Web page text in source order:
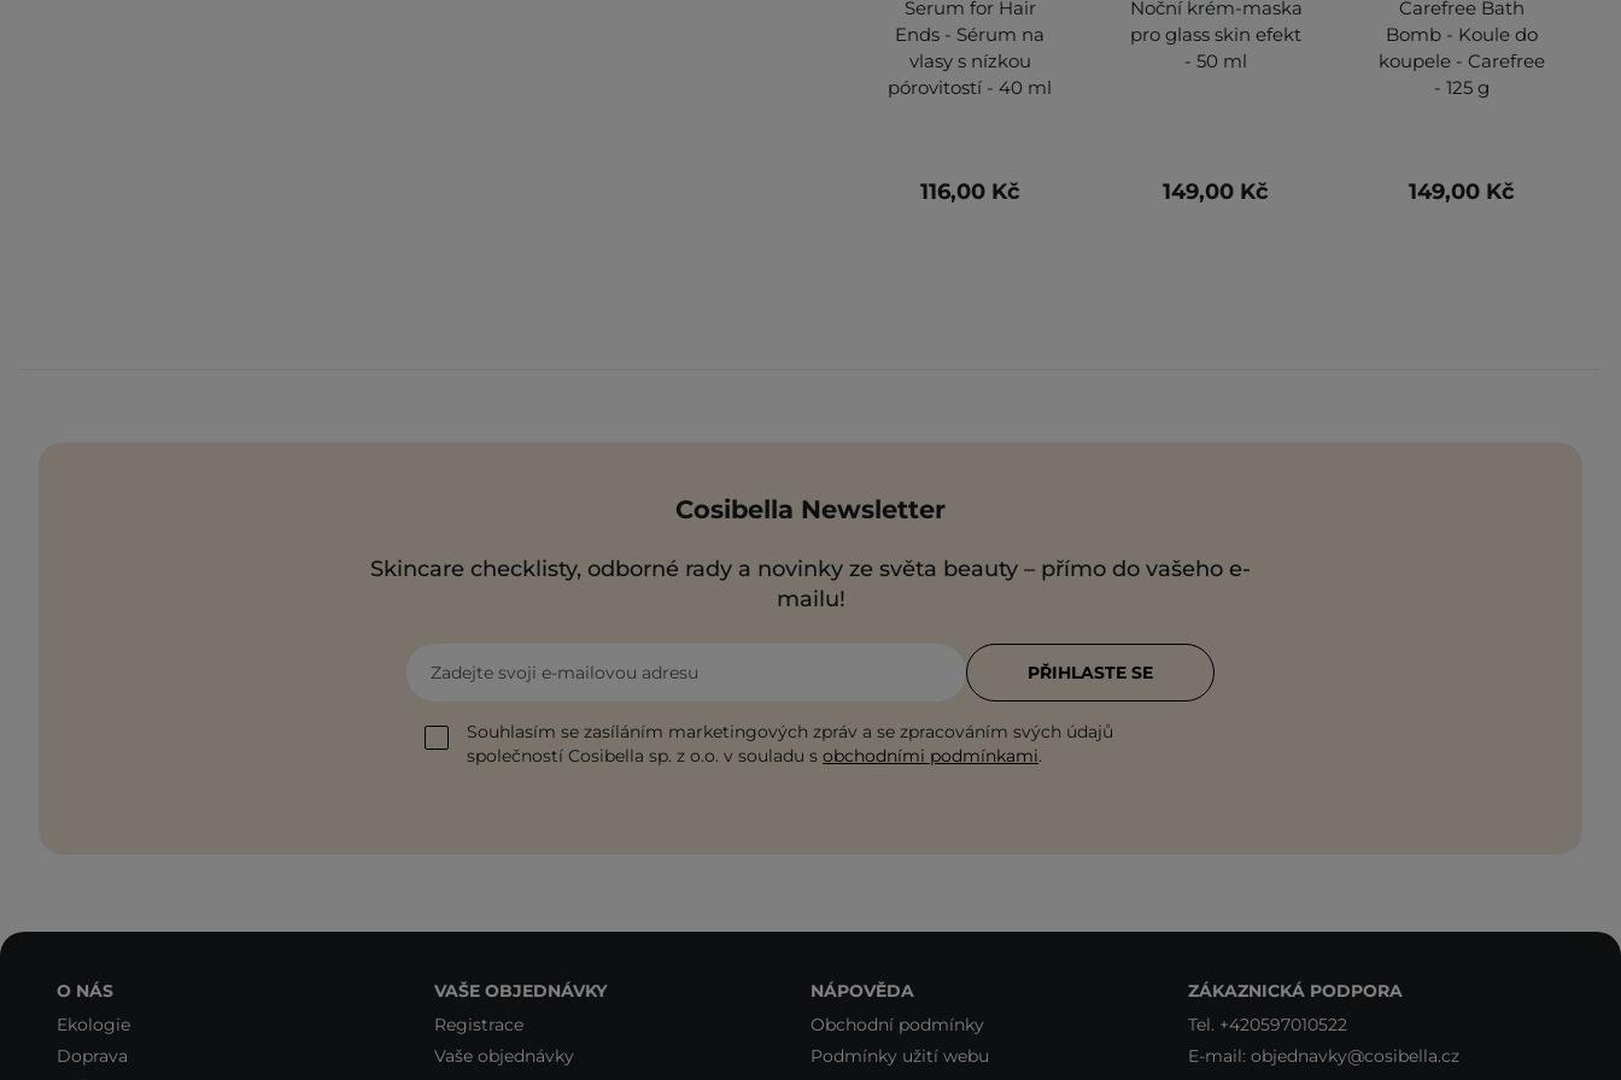
Serum for Hair
Ends - Sérum na
vlasy s nízkou
pórovitostí - 40 ml
116,00 Kč
Noční krém-maska
pro glass skin efekt
- 50 ml
149,00 Kč
Carefree Bath
Bomb - Koule do
koupele - Carefree
- 125 g
149,00 Kč
Cosibella Newsletter
Skincare checklisty, odborné rady a novinky ze světa beauty – přímo do vašeho e-
mailu!
Zadejte svoji e-mailovou adresu
Souhlasím se zasíláním marketingových zpráv a se zpracováním svých údajů
společností Cosibella sp. z o.o. v souladu s obchodními podmínkami.
PŘIHLASTE SE
O NÁS
Ekologie
Doprava
VAŠE OBJEDNÁVKY
Registrace
Vaše objednávky
NÁPOVĚDA
Obchodní podmínky
Podmínky užití webu
ZÁKAZNICKÁ PODPORA
Tel. +420597010522
E-mail: objednavky@cosibella.cz